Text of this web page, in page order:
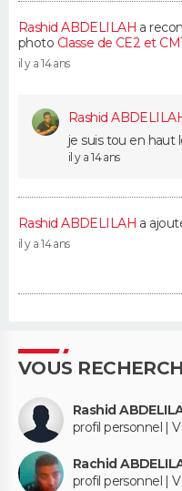
Rashid ABDELILAH a
photo Classe de CE2 et
il y a 14 ans
Rashid
je suis tou en haut
il y a 14 ans
Rashid ABDELILAH a
il y a 14 ans
VOUS
Rashid
profil personnel |
Rachid
profil personnel |